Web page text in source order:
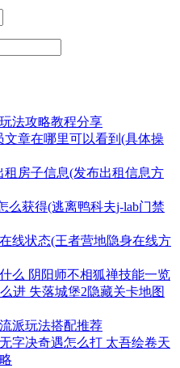
法攻略教程分享
文章在哪里可以看到(具体操
租房子信息(发布出租信息方
么获得(逃离鸭科夫j-lab门禁
线状态(王者营地隐身在线方
么 阴阳师不相狐禅技能一览
进 失落城堡2隐藏关卡地图
派玩法搭配推荐
字决奇遇怎么打 太吾绘卷天